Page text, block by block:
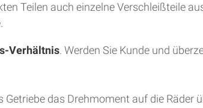
Teilen auch einzelne Verschleißteile
Verhältnis. Werden Sie Kunde und
das Drehmoment auf die Räder